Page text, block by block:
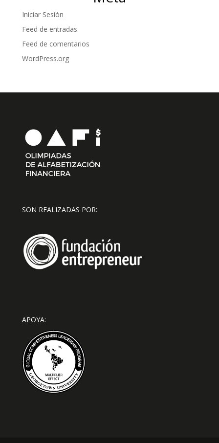
Iniciar Sesión
Feed de entradas
Feed de comentarios
WordPress.org
SON REALIZADAS POR:
APOYA: